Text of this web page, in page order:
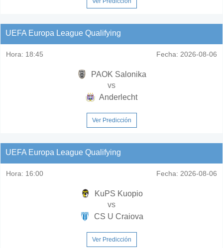
UEFA Europa League Qualifying
Hora: 18:45 Fecha: 2026-08-06
PAOK Salonika
vs
Anderlecht
Ver Predicción
UEFA Europa League Qualifying
Hora: 16:00 Fecha: 2026-08-06
KuPS Kuopio
vs
CS U Craiova
Ver Predicción